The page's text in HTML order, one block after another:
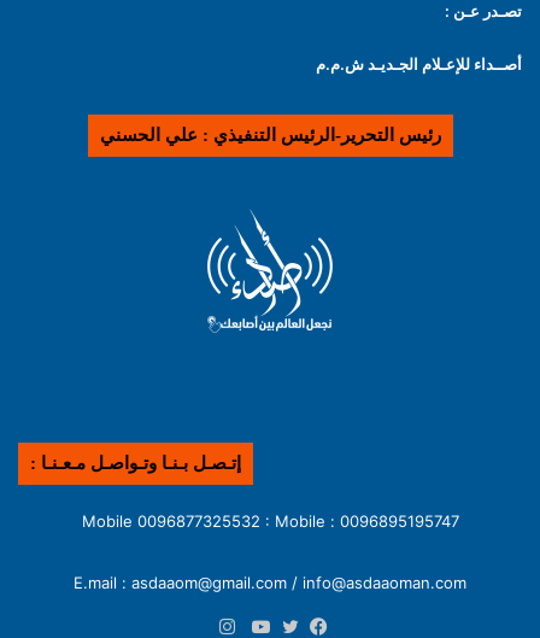
تصـدر عـن :
أصــداء للإعـلام الجـديـد ش.م.م
رئيس التحرير-الرئيس التنفيذي : علي الحسني
إتـصـل بـنـا وتـواصـل مـعـنـا :
0096895195747 : Mobile 0096877325532 : Mobile
E.mail : asdaaom@gmail.com / info@asdaaoman.com